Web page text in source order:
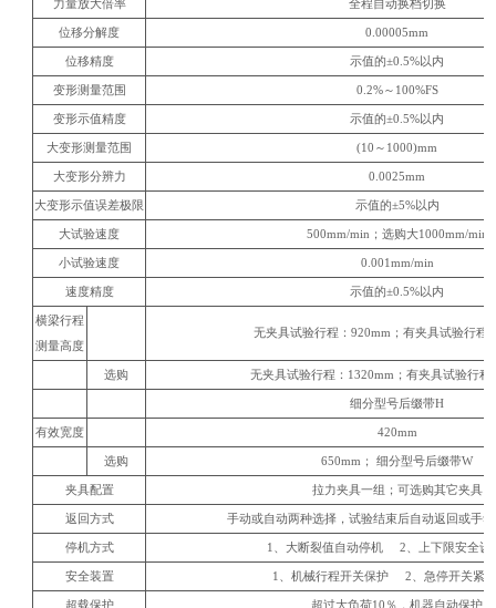
力量放大倍率 全程自动换档切换
位移分解度 0.00005mm
位移精度 示值的±0.5%以内
变形测量范围 0.2%～100%FS
变形示值精度 示值的±0.5%以内
大变形测量范围 (10～1000)mm
大变形分辨力 0.0025mm
大变形示值误差极限 示值的±5%以内
大试验速度 500mm/min；选购大1000mm/min
小试验速度 0.001mm/min
速度精度 示值的±0.5%以内
横梁行程
测量高度
无夹具试验行程：920mm；有夹具试验行程
选购 无夹具试验行程：1320mm；有夹具试验行程
细分型号后缀带H
有效宽度 420mm
选购 650mm； 细分型号后缀带W
夹具配置 拉力夹具一组；可选购其它夹具
返回方式 手动或自动两种选择，试验结束后自动返回或手
停机方式 1、大断裂值自动停机 2、上下限安全设
安全装置 1、机械行程开关保护 2、急停开关紧
超载保护 超过大负荷10％，机器自动保护